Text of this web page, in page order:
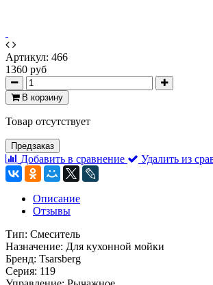
Артикул: 466
1360 руб
В корзину
Товар отсутствует
Предзаказ
Добавить в сравнение Удалить из
Описание
Отзывы
Тип: Смеситель
Назначение: Для кухонной мойки
Бренд: Tsarsberg
Серия: 119